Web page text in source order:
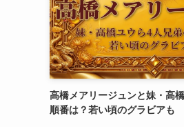
高橋メアリージュンと妹・高
順番は？若い頃のグラビアも